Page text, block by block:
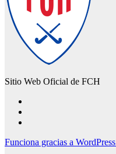
Sitio Web Oficial de FCH
Funciona gracias a WordPress